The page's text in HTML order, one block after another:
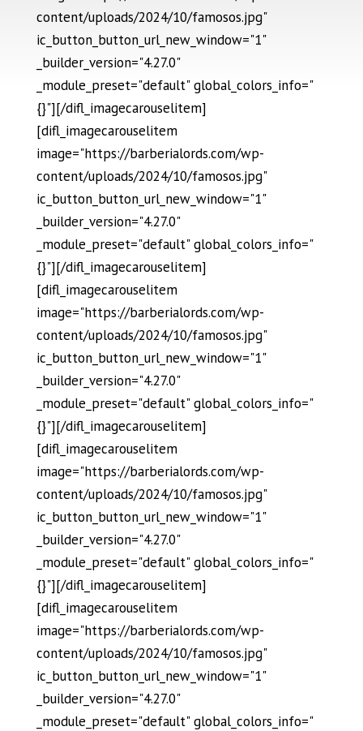
content/uploads/2024/10/famosos.jpg"
ic_button_button_url_new_window="1"
_builder_version="4.27.0"
_module_preset="default" global_colors_info="
{}"][/difl_imagecarouselitem]
[difl_imagecarouselitem
image="https://barberialords.com/wp-
content/uploads/2024/10/famosos.jpg"
ic_button_button_url_new_window="1"
_builder_version="4.27.0"
_module_preset="default" global_colors_info="
{}"][/difl_imagecarouselitem]
[difl_imagecarouselitem
image="https://barberialords.com/wp-
content/uploads/2024/10/famosos.jpg"
ic_button_button_url_new_window="1"
_builder_version="4.27.0"
_module_preset="default" global_colors_info="
{}"][/difl_imagecarouselitem]
[difl_imagecarouselitem
image="https://barberialords.com/wp-
content/uploads/2024/10/famosos.jpg"
ic_button_button_url_new_window="1"
_builder_version="4.27.0"
_module_preset="default" global_colors_info="
{}"][/difl_imagecarouselitem]
[difl_imagecarouselitem
image="https://barberialords.com/wp-
content/uploads/2024/10/famosos.jpg"
ic_button_button_url_new_window="1"
_builder_version="4.27.0"
_module_preset="default" global_colors_info="